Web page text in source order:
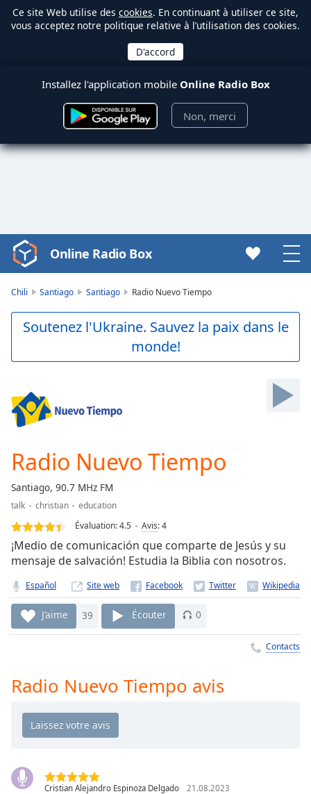
Ce site Web utilise des cookies. En continuant à utiliser ce site,
vous acceptez notre politique relative à l’utilisation des cookies.
Installez l'application mobile Online Radio Box
Non, merci
Video
Player
Play
Video
Skip
Skip
Forward
Mute
Current
Loaded:
0.00%
Stream
Type
LIVE
Seek to
live,
behind
liveLIVE
Remaining
Time-
Playback
Chapters
Descriptions
Online Radio Box
Chili Santiago Santiago Radio Nuevo Tiempo
Soutenez l'Ukraine. Sauvez la paix dans le
monde!
Radio Nuevo Tiempo
Santiago, 90.7 MHz FM
talk christian
education
Évaluation:4.5 Avis:4
¡Medio de comunicación que comparte de Jesús y su
mensaje de salvación! Estudia la Biblia con nosotros.
Español Site web
J’aime 39 Écouter 0
Contacts
Radio Nuevo Tiempo avis
Cristian Alejandro Espinoza Delgado 21.08.2023